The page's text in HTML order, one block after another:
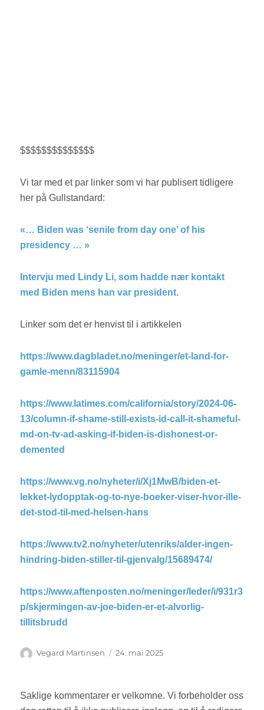
$$$$$$$$$$$$$$
Vi tar med et par linker som vi har publisert tidligere
her på Gullstandard:
«… Biden was ‘senile from day one’ of his
presidency … »
Intervju med Lindy Li, som hadde nær kontakt
med Biden mens han var president.
Linker som det er henvist til i artikkelen
https://www.dagbladet.no/meninger/et-land-for-
gamle-menn/83115904
https://www.latimes.com/california/story/2024-06-
13/column-if-shame-still-exists-id-call-it-shameful-
md-on-tv-ad-asking-if-biden-is-dishonest-or-
demented
https://www.vg.no/nyheter/i/Xj1MwB/biden-et-
lekket-lydopptak-og-to-nye-boeker-viser-hvor-ille-
det-stod-til-med-helsen-hans
https://www.tv2.no/nyheter/utenriks/alder-ingen-
hindring-biden-stiller-til-gjenvalg/15689474/
https://www.aftenposten.no/meninger/leder/i/931r3
p/skjermingen-av-joe-biden-er-et-alvorlig-
tillitsbrudd
Forfatter
Vegard Martinsen Publisert
24. mai 2025